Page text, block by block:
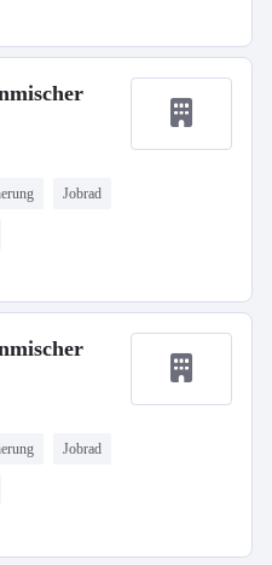
Jobrad
Jobrad